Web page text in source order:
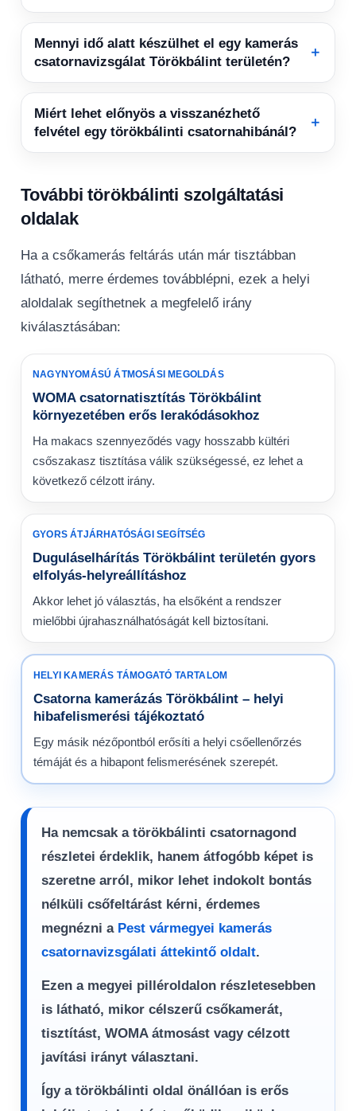
Mennyi idő alatt készülhet el egy kamerás
csatornavizsgálat Törökbálint területén?
＋
Miért lehet előnyös a visszanézhető
felvétel egy törökbálinti csatornahibánál?
＋
További törökbálinti szolgáltatási
oldalak
Ha a csőkamerás feltárás után már tisztábban
látható, merre érdemes továbblépni, ezek a helyi
aloldalak segíthetnek a megfelelő irány
kiválasztásában:
NAGYNYOMÁSÚ ÁTMOSÁSI MEGOLDÁS
WOMA csatornatisztítás Törökbálint
környezetében erős lerakódásokhoz
Ha makacs szennyeződés vagy hosszabb kültéri
csőszakasz tisztítása válik szükségessé, ez lehet a
következő célzott irány.
GYORS ÁTJÁRHATÓSÁGI SEGÍTSÉG
Duguláselhárítás Törökbálint területén gyors
elfolyás-helyreállításhoz
Akkor lehet jó választás, ha elsőként a rendszer
mielőbbi újrahasználhatóságát kell biztosítani.
HELYI KAMERÁS TÁMOGATÓ TARTALOM
Csatorna kamerázás Törökbálint – helyi
hibafelismerési tájékoztató
Egy másik nézőpontból erősíti a helyi csőellenőrzés
témáját és a hibapont felismerésének szerepét.
Ha nemcsak a törökbálinti csatornagond
részletei érdeklik, hanem átfogóbb képet is
szeretne arról, mikor lehet indokolt bontás
nélküli csőfeltárást kérni, érdemes
megnézni a Pest vármegyei kamerás
csatornavizsgálati áttekintő oldalt.
Ezen a megyei pilléroldalon részletesebben
is látható, mikor célszerű csőkamerát,
tisztítást, WOMA átmosást vagy célzott
javítási irányt választani.
Így a törökbálinti oldal önállóan is erős